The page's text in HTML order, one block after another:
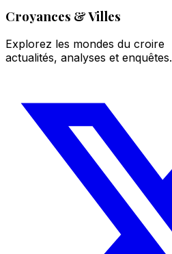
Croyances & Villes
Explorez les mondes du croire
actualités, analyses et enquêtes.